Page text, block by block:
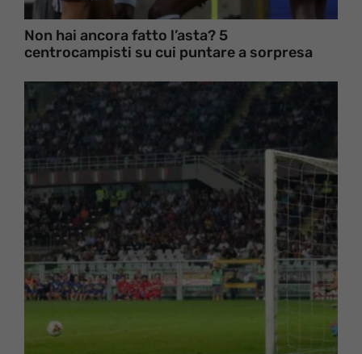
Non hai ancora fatto l’asta? 5
centrocampisti su cui puntare a sorpresa